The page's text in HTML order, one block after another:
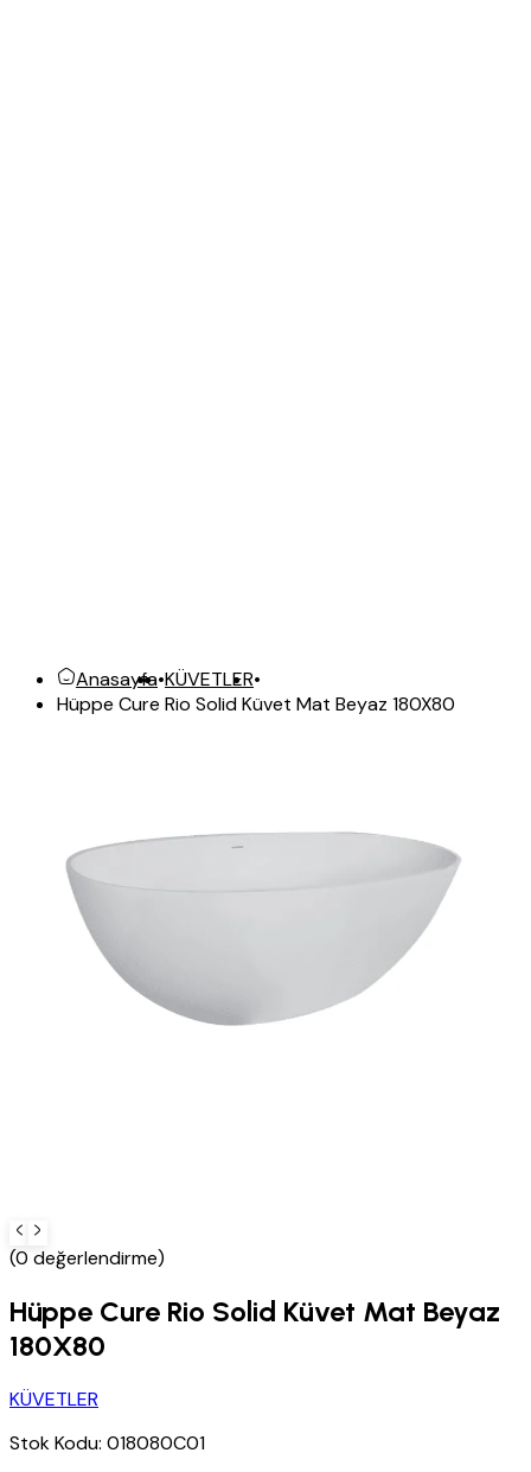
Anasayfa•KÜVETLER•
Hüppe Cure Rio Solid Küvet Mat Beyaz 180X80
(0 değerlendirme)
Hüppe Cure Rio Solid Küvet Mat Beyaz
180X80
KÜVETLER
Stok Kodu: 018080C01